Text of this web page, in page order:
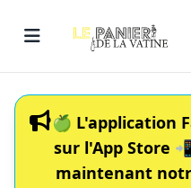
🍏 L'application
sur l'App Store
maintenant